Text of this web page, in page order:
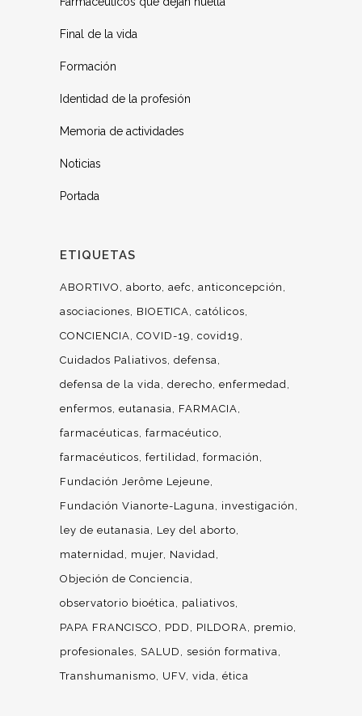
Final de la vida
Formación
Identidad de la profesión
Memoria de actividades
Noticias
Portada
ETIQUETAS
ABORTIVO aborto aefc
anticoncepción
asociaciones
BIOETICA católicos
CONCIENCIA COVID-19
covid19
Cuidados Paliativos defensa
defensa de la vida derecho enfermedad
enfermos eutanasia
FARMACIA
farmacéuticas farmacéutico
farmacéuticos fertilidad formación
Fundación Jerôme Lejeune
Fundación Vianorte-Laguna
investigación
ley de eutanasia
Ley del aborto
maternidad
mujer Navidad
Objeción de Conciencia
observatorio bioética
paliativos
PAPA FRANCISCO
PDD PILDORA
premio
profesionales
SALUD
sesión formativa
Transhumanismo
UFV vida ética